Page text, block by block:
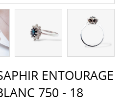
ENTOURAGE
750 - 18